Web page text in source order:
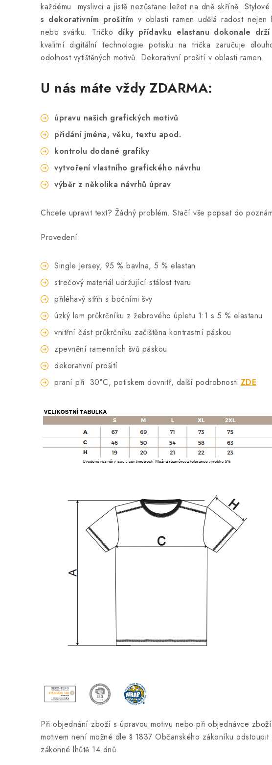
každému myslivci a jistě nezůstane ležet na dně skříně. Stylové
s dekorativním prošitím v oblasti ramen udělá radost nejen
nebo svátku. Tričko díky přídavku elastanu dokonale
kvalitní digitální technologie potisku na trička zaručuje
odolnost vytištěných motivů. Dekorativní prošití v oblasti ramen.
U nás máte vždy ZDARMA:
úpravu našich grafických motivů
přidání jména, věku, textu apod.
kontrolu dodané grafiky
vytvoření vlastního grafického návrhu
výběr z několika návrhů úprav
Chcete upravit text? Žádný problém. Stačí vše popsat do
Provedení:
Single Jersey, 95 % bavlna, 5 % elastan
strečový materiál udržující stálost tvaru
přiléhavý střih s bočními švy
úzký lem průkrčníku z žebrového úpletu 1:1 s 5 % elastanu
vnitřní část průkrčníku začištěna kontrastní páskou
zpevnění ramenních švů páskou
dekorativní prošití
praní při 30°C, potiskem dovnitř, další podrobnosti ZDE
Při objednání zboží s úpravou motivu nebo při objednávce
motivem není možné dle § 1837 Občanského zákoníku odstoupit
zákonné lhůtě 14 dnů.